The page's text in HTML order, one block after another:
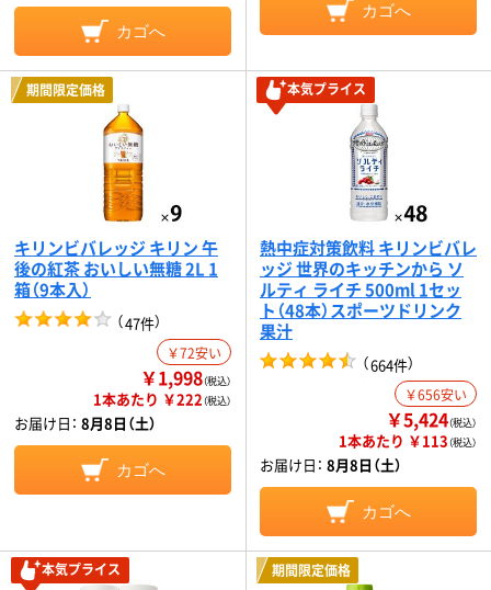
カゴへ
カゴへ
期間限定価格
キリンビバレッジ キリン 午
後の紅茶 おいしい無糖 2L 1
箱（9本入）
（47件）
￥72安い
￥1,998（税込）
1本あたり ￥222（税込）
お届け日： 8月8日（土）
カゴへ
本気プライス
熱中症対策飲料 キリンビバレ
ッジ 世界のキッチンから ソ
ルティ ライチ 500ml 1セッ
ト（48本）スポーツドリンク
果汁
（664件）
￥656安い
￥5,424（税込）
1本あたり ￥113（税込）
お届け日： 8月8日（土）
カゴへ
本気プライス 期間限定価格